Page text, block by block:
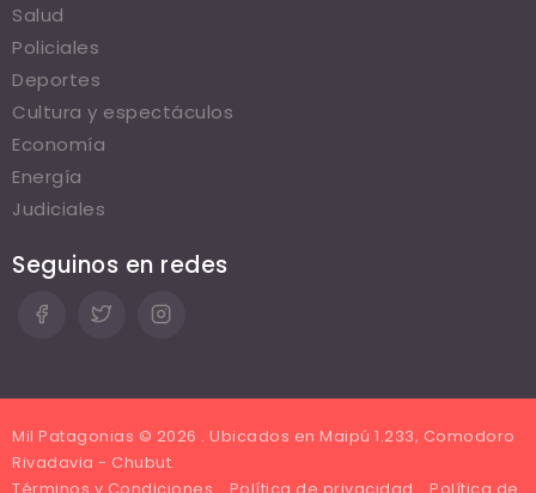
Salud
Policiales
Deportes
Cultura y espectáculos
Economía
Energía
Judiciales
Seguinos en redes
Mil Patagonias © 2026 . Ubicados en Maipú 1.233, Comodoro
Rivadavia - Chubut.
Términos y Condiciones
Política de privacidad Política de